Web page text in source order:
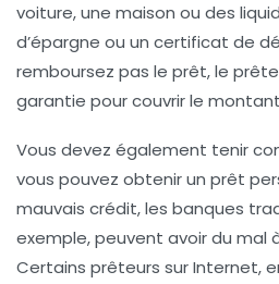
voiture, une maison ou des
d’épargne ou un certificat de
remboursez pas le prêt, le
garantie pour couvrir le
Vous devez également tenir
vous pouvez obtenir un prêt
mauvais crédit, les banques
exemple, peuvent avoir du mal
Certains prêteurs sur Internet,